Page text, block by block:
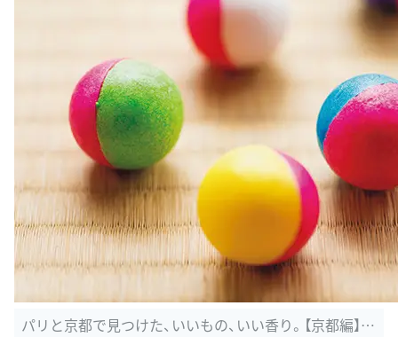
パリと京都で見つけた、いいもの、いい香り。【京都編】 |